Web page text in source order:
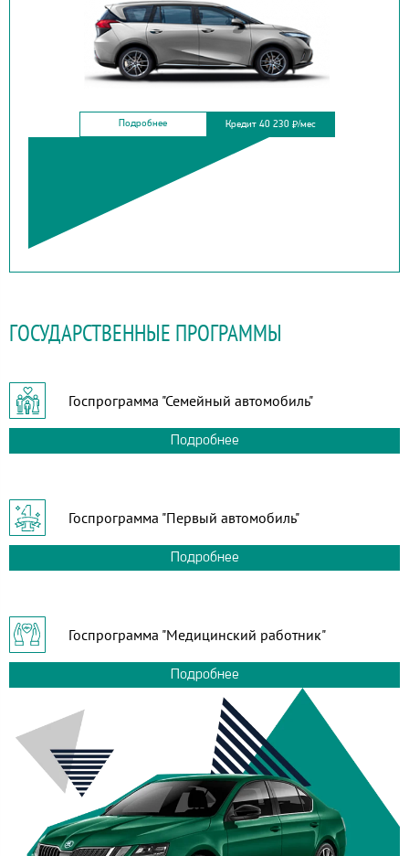
Подробнее Кредит 40 230 ₽/мес
ГОСУДАРСТВЕННЫЕ ПРОГРАММЫ
Госпрограмма "Семейный автомобиль"
Подробнее
Госпрограмма "Первый автомобиль"
Подробнее
Госпрограмма "Медицинский работник"
Подробнее